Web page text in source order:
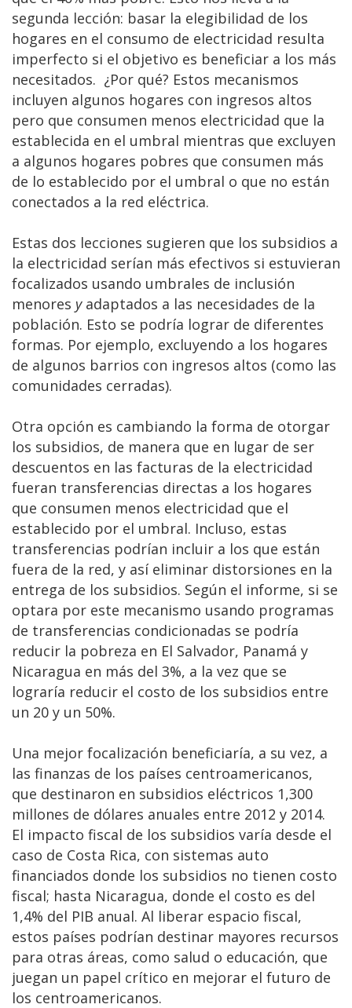
segunda lección: basar la elegibilidad de los
hogares en el consumo de electricidad resulta
imperfecto si el objetivo es beneficiar a los más
necesitados. ¿Por qué? Estos mecanismos
incluyen algunos hogares con ingresos altos
pero que consumen menos electricidad que la
establecida en el umbral mientras que excluyen
a algunos hogares pobres que consumen más
de lo establecido por el umbral o que no están
conectados a la red eléctrica.
Estas dos lecciones sugieren que los subsidios a
la electricidad serían más efectivos si estuvieran
focalizados usando umbrales de inclusión
menores yadaptados a las necesidades de la
población. Esto se podría lograr de diferentes
formas. Por ejemplo, excluyendo a los hogares
de algunos barrios con ingresos altos (como las
comunidades cerradas).
Otra opción es cambiando la forma de otorgar
los subsidios, de manera que en lugar de ser
descuentos en las facturas de la electricidad
fueran transferencias directas a los hogares
que consumen menos electricidad que el
establecido por el umbral. Incluso, estas
transferencias podrían incluir a los que están
fuera de la red, y así eliminar distorsiones en la
entrega de los subsidios. Según el informe, si se
optara por este mecanismo usando programas
de transferencias condicionadas se podría
reducir la pobreza en El Salvador, Panamá y
Nicaragua en más del 3%, a la vez que se
lograría reducir el costo de los subsidios entre
un 20 y un 50%.
Una mejor focalización beneficiaría, a su vez, a
las finanzas de los países centroamericanos,
que destinaron en subsidios eléctricos 1,300
millones de dólares anuales entre 2012 y 2014.
El impacto fiscal de los subsidios varía desde el
caso de Costa Rica, con sistemas auto
financiados donde los subsidios no tienen costo
fiscal; hasta Nicaragua, donde el costo es del
1,4% del PIB anual. Al liberar espacio fiscal,
estos países podrían destinar mayores recursos
para otras áreas, como salud o educación, que
juegan un papel crítico en mejorar el futuro de
los centroamericanos.